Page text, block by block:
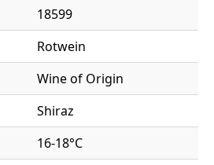
18599
Rotwein
Wine of Origin
Shiraz
16-18°C